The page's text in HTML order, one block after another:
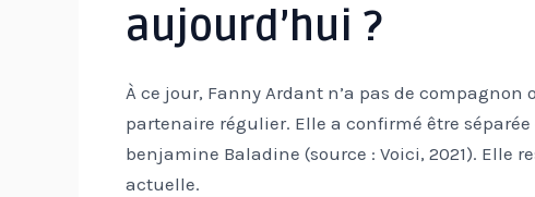
aujourd’hui ?
À ce jour, Fanny Ardant n’a pas de
partenaire régulier. Elle a confirmé être
benjamine Baladine (source : Voici, 2021). Elle
actuelle.